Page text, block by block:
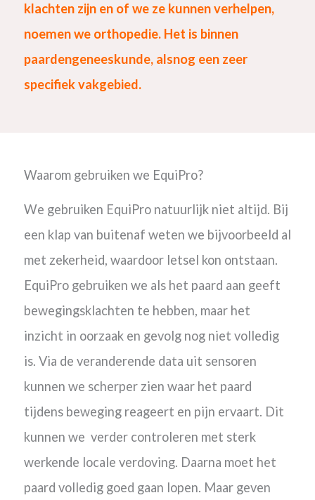
klachten zijn en of we ze kunnen verhelpen,
noemen we orthopedie. Het is binnen
paardengeneeskunde, alsnog een zeer
specifiek vakgebied.
Waarom gebruiken we EquiPro?
We gebruiken EquiPro natuurlijk niet altijd. Bij
een klap van buitenaf weten we bijvoorbeeld al
met zekerheid, waardoor letsel kon ontstaan.
EquiPro gebruiken we als het paard aan geeft
bewegingsklachten te hebben, maar het
inzicht in oorzaak en gevolg nog niet volledig
is. Via de veranderende data uit sensoren
kunnen we scherper zien waar het paard
tijdens beweging reageert en pijn ervaart. Dit
kunnen we verder controleren met sterk
werkende locale verdoving. Daarna moet het
paard volledig goed gaan lopen. Maar geven